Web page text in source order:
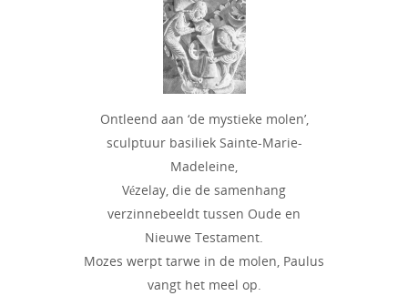
Ontleend aan ‘de mystieke molen’,
sculptuur basiliek Sainte-Marie-
Madeleine,
Vézelay, die de samenhang
verzinnebeeldt tussen Oude en
Nieuwe Testament.
Mozes werpt tarwe in de molen, Paulus
vangt het meel op.